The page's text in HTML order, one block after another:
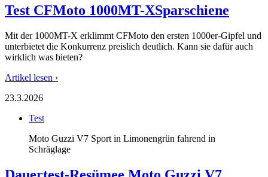
Test CFMoto 1000MT-XSparschiene
Mit der 1000MT-X erklimmt CFMoto den ersten 1000er-Gipfel und
unterbietet die Konkurrenz preislich deutlich. Kann sie dafür auch
wirklich was bieten?
Artikel lesen ›
23.3.2026
Test
Moto Guzzi V7 Sport in Limonengrün fahrend in
Schräglage